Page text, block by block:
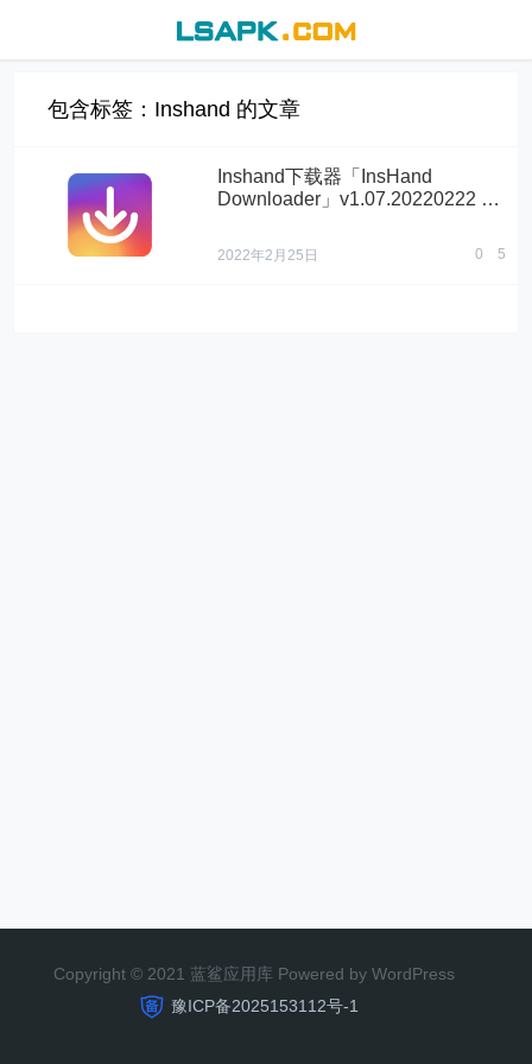
包含标签：Inshand 的文章
Inshand下载器「InsHand
Downloader」v1.07.20220222 破
2022年2月25日 0 5
Copyright © 2021 蓝鲨应用库 Powered by WordPress
豫ICP备2025153112号-1